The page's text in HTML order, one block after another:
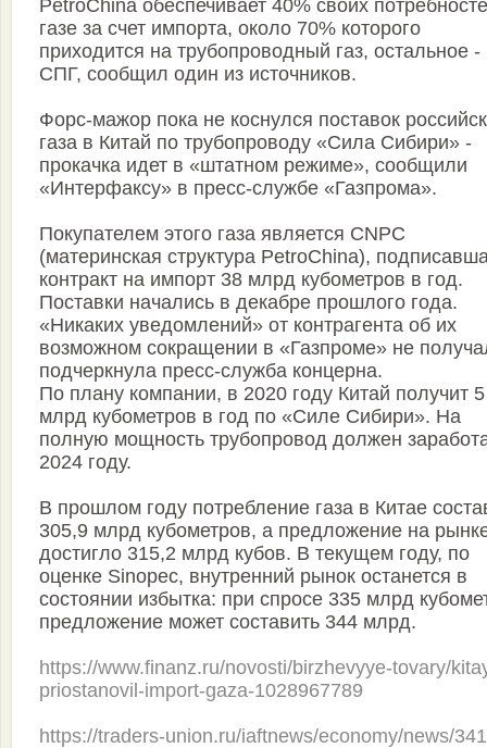
PetroChina обеспечивает 40% своих
газе за счет импорта, около 70% которого
приходится на трубопроводный газ, остальное -
СПГ, сообщил один из источников.
Форс-мажор пока не коснулся поставок
газа в Китай по трубопроводу «Сила Сибири» -
прокачка идет в «штатном режиме», сообщили
«Интерфаксу» в пресс-службе «Газпрома».
Покупателем этого газа является СNPC
(материнская структура PetroChina),
контракт на импорт 38 млрд кубометров в год.
Поставки начались в декабре прошлого года.
«Никаких уведомлений» от контрагента об их
возможном сокращении в «Газпроме» не
подчеркнула пресс-служба концерна.
По плану компании, в 2020 году Китай получит 5
млрд кубометров в год по «Силе Сибири». На
полную мощность трубопровод должен
2024 году.
В прошлом году потребление газа в Китае
305,9 млрд кубометров, а предложение на
достигло 315,2 млрд кубов. В текущем году, по
оценке Sinopec, внутренний рынок останется в
состоянии избытка: при спросе 335 млрд
предложение может составить 344 млрд.
https://www.finanz.ru/novosti/birzhevyye-tovary/
priostanovil-import-gaza-1028967789
https://traders-union.ru/iaftnews/economy/news/